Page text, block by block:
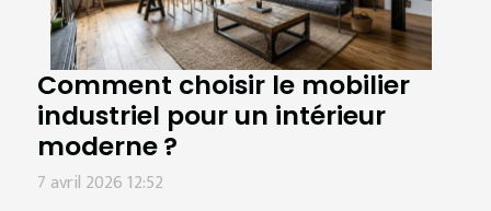
Comment choisir le mobilier
industriel pour un intérieur
moderne ?
7 avril 2026 12:52